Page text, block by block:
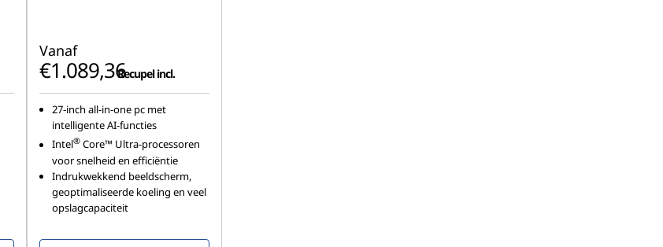
Vanaf
€1.089,36Recupel incl.
27-inch all-in-one pc met
intelligente AI-functies
Intel®Core™ Ultra-processoren
voor snelheid en efficiëntie
Indrukwekkend beeldscherm,
geoptimaliseerde koeling en veel
opslagcapaciteit